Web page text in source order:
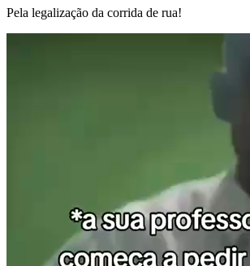
Pela legalização da corrida de rua!